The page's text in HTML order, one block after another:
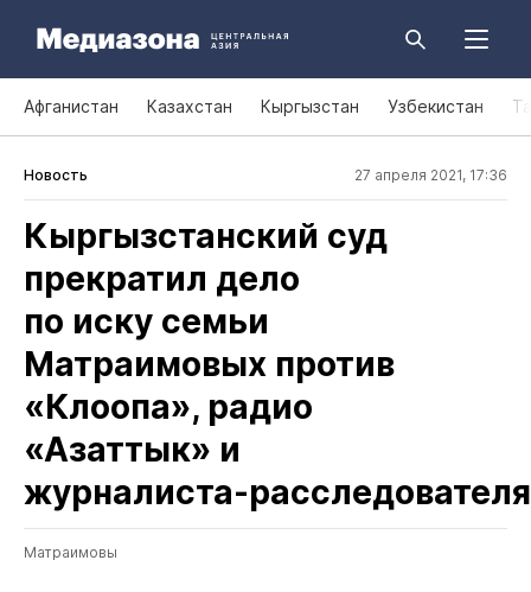
Афганистан Казахстан Кыргызстан Узбекистан
Новость 27 апреля 2021, 17:36
Кыргызстанский суд
прекратил дело
по иску семьи
Матраимовых против
«Клоопа», радио
«Азаттык» и
журналиста‑расследователя
Матраимовы